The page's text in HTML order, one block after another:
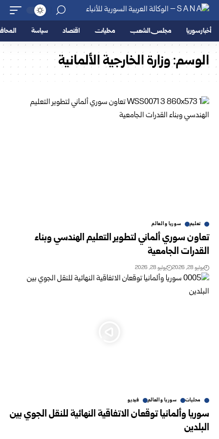
أخبار سوريا مجلس الشعب محليات اقتصاد سياسة
الوسم:وزارة الخارجية الألمانية
تعليم سوريا والعالم
تعاون سوري ألماني لتطوير التعليم الهندسي وبناء
‏القدرات الجامعية‎ ‎
يوليو 28, 2026 يوليو 28, 2026
محليات سوريا والعالم فيديو
سوريا وألمانيا توقعان الاتفاقية النهائية للنقل الجوي بين
البلدين